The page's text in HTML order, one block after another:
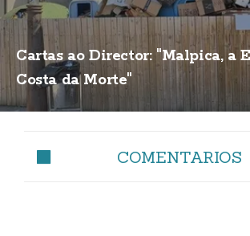
Cartas ao Director: "Malpica, a
Costa da Morte"
COMENTARIOS